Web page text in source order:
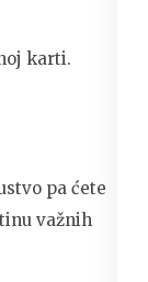
karti.
pa ćete
važnih